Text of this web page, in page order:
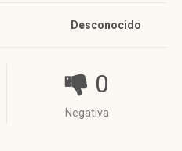
Desconocido
0
Negativa